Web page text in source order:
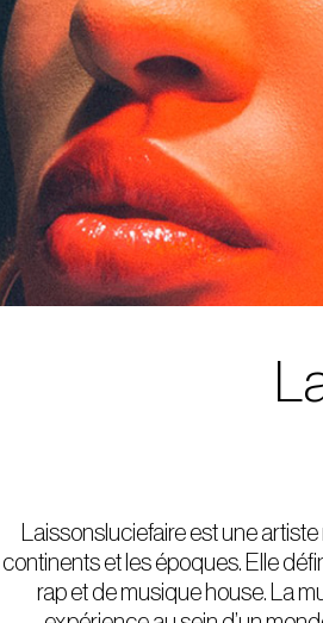
Laissonsluciefaire est une
continents et les époques. Elle
rap et de musique house. La